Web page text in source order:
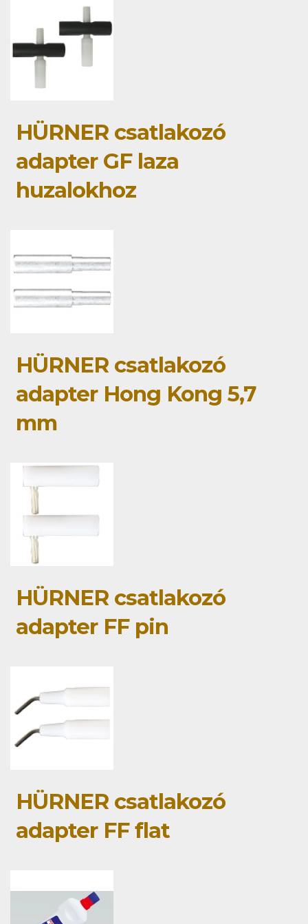
HÜRNER csatlakozó
adapter GF laza
huzalokhoz
HÜRNER csatlakozó
adapter Hong Kong 5,7
mm
HÜRNER csatlakozó
adapter FF pin
HÜRNER csatlakozó
adapter FF flat